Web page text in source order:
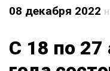
08 декабря 2022
С 18 по 27